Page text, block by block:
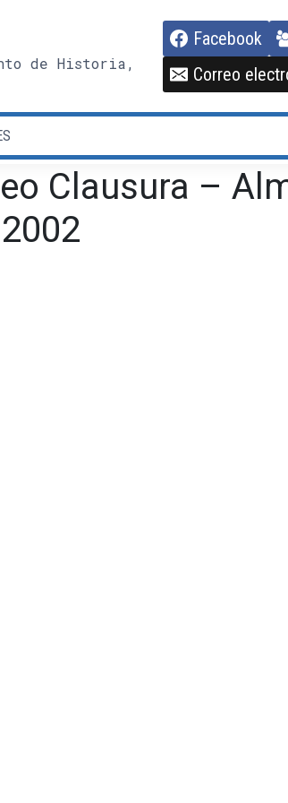
de Historia,
Facebook
Correo
Clausura –